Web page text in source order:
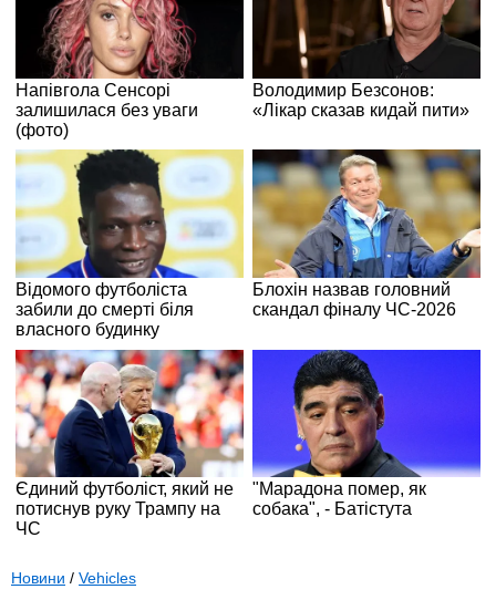
Новини / Vehicles